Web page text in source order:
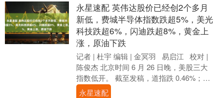
永星速配 英伟达股价已经创2个多月
新低，费城半导体指数跌超5%，美光
科技跌超6%，闪迪跌超8%，黄金上
涨，原油下跌
记者 | 杜宇 编辑 | 金冥羽 易启江 校对 |
陈俊杰 北京时间 6 月 26 日晚，美股三大
指数低开。 截至发稿，道指跌 0.46%；纳
指跌 1.....
永星速配